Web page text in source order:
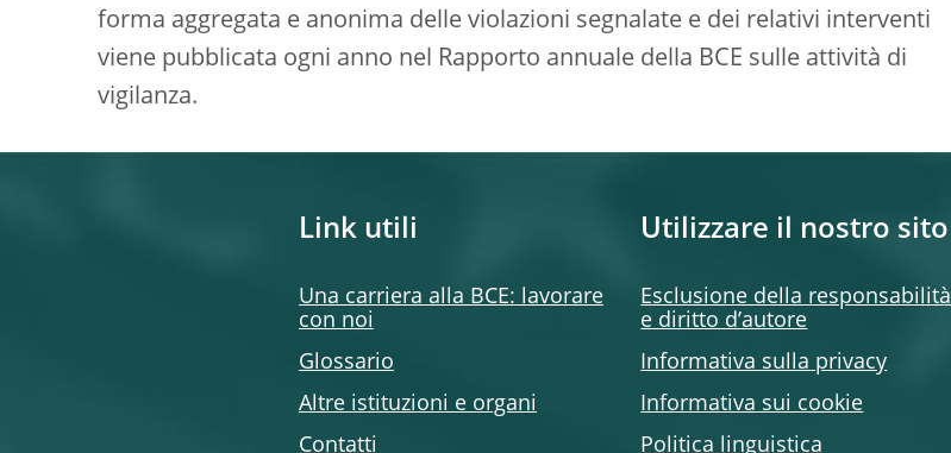
forma aggregata e anonima delle violazioni segnalate e dei relativi interventi
viene pubblicata ogni anno nel Rapporto annuale della BCE sulle attività di
vigilanza.
Link utili
Una carriera alla BCE: lavorare
con noi
Glossario
Altre istituzioni e organi
Contatti
Utilizzare il nostro sito
Esclusione della responsabilità
e diritto d’autore
Informativa sulla privacy
Informativa sui cookie
Politica linguistica